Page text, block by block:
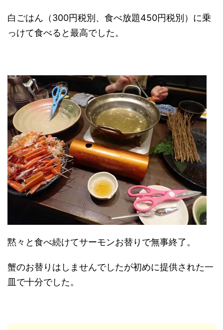
白ごはん（300円税別、食べ放題450円税別）に乗
っけて食べると最高でした。
黙々と食べ続けてサーモンお替りで無事終了。
蟹のお替りはしませんでしたが初めに提供された一
皿で十分でした。